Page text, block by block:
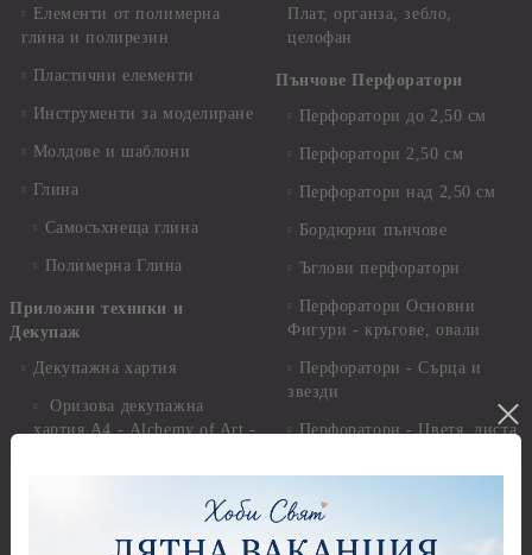
Елементи от полимерна
глина и полирезин
Пластични елементи
Инструменти за моделиране
Молдове и шаблони
Глина
Самосъхнеща глина
Полимерна Глина
Приложни техники и
Декупаж
Декупажна хартия
Оризова декупажна
хартия А4 - Alchemy of Art -
А4 - Itd. Collection - 25-30
Плат, органза, зебло,
целофан
Пънчове Перфоратори
Перфоратори до 2,50 см
Перфоратори 2,50 см
Перфоратори над 2,50 см
Бордюрни пънчове
Ъглови перфоратори
Перфоратори Основни
Фигури - кръгове, овали
Перфоратори - Сърца и
звезди
Перфоратори - Цветя, листа